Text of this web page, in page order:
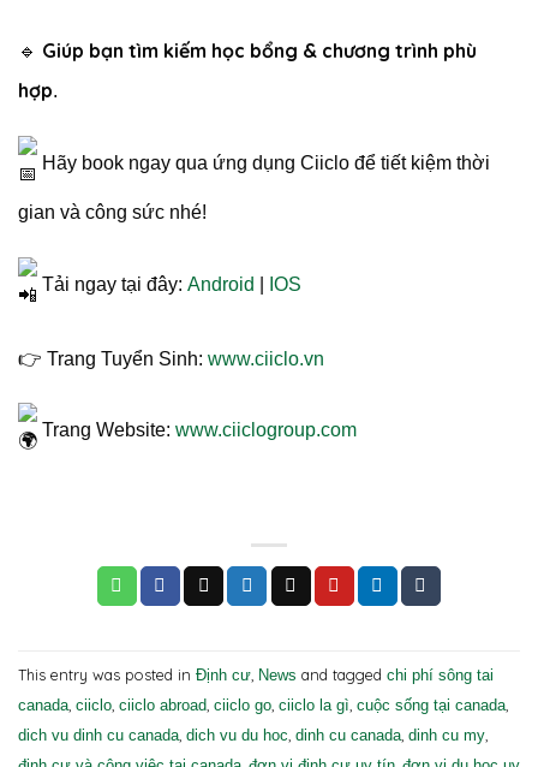
🔹 Giúp bạn tìm kiếm học bổng & chương trình phù
hợp.
Hãy book ngay qua ứng dụng Ciiclo để tiết kiệm thời
gian và công sức nhé!
Tải ngay tại đây: Android IOS
👉 Trang Tuyển Sinh: www.ciiclo.vn
Trang Website: www.ciiclogroup.com
This entry was posted in Định cư News and tagged chi phí sông tai
canada ciiclo ciiclo abroad ciiclo go ciiclo la gì cuộc sống tại canada
dich vu dinh cu canada dich vu du hoc dinh cu canada dinh cu my